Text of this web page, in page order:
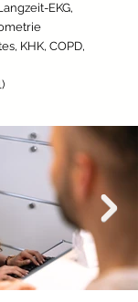
EKG,
KHK, COPD,